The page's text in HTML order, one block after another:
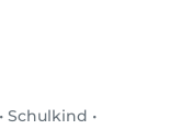
• Schulkind •